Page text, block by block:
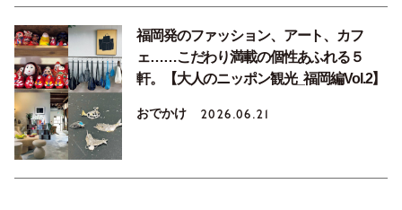
福岡発のファッション、アート、カフ
ェ……こだわり満載の個性あふれる５
軒。【大人のニッポン観光_福岡編Vol.2】
おでかけ 2026.06.21